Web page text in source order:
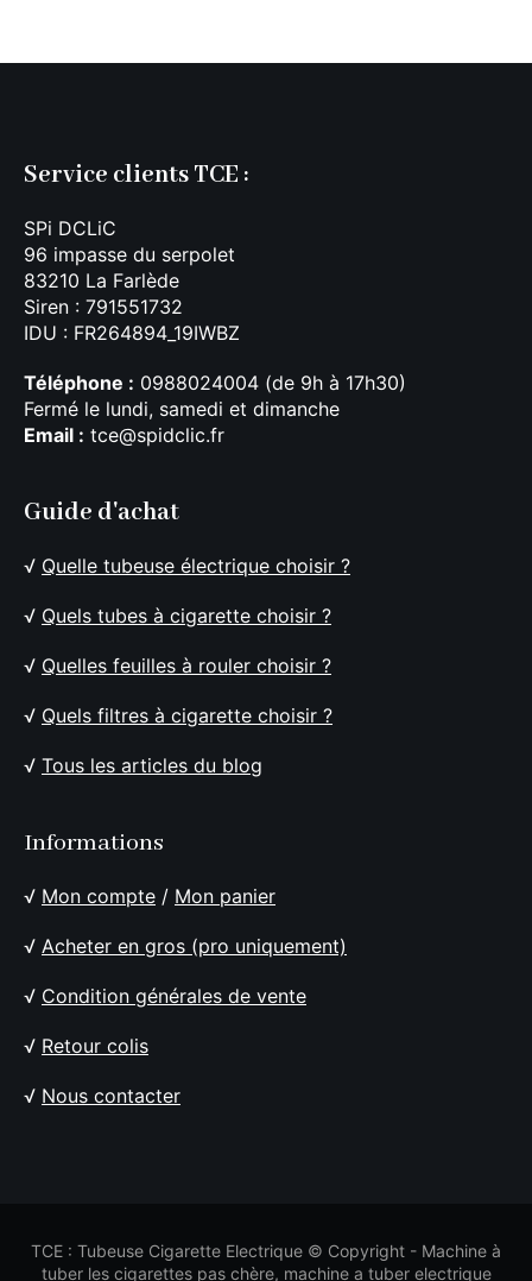
Service clients TCE :
SPi DCLiC
96 impasse du serpolet
83210 La Farlède
Siren : 791551732
IDU : FR264894_19IWBZ
Téléphone : 0988024004 (de 9h à 17h30)
Fermé le lundi, samedi et dimanche
Email : tce@spidclic.fr
Guide d'achat
√ Quelle tubeuse électrique choisir ?
√ Quels tubes à cigarette choisir ?
√ Quelles feuilles à rouler choisir ?
√ Quels filtres à cigarette choisir ?
√ Tous les articles du blog
Informations
√ Mon compte / Mon panier
√ Acheter en gros (pro uniquement)
√ Condition générales de vente
√ Retour colis
√ Nous contacter
TCE : Tubeuse Cigarette Electrique © Copyright - Machine à
tuber les cigarettes pas chère, machine a tuber electrique